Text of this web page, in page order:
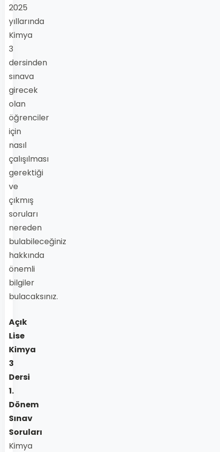
2025
yıllarında
Kimya
3
dersinden
sınava
girecek
olan
öğrenciler
için
nasıl
çalışılması
gerektiği
ve
çıkmış
soruları
nereden
bulabileceğiniz
hakkında
önemli
bilgiler
bulacaksınız.
Açık
Lise
Kimya
3
Dersi
1.
Dönem
Sınav
Soruları
Kimya